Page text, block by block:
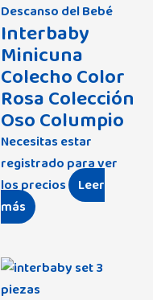
Descanso del Bebé
Interbaby
Minicuna
Colecho Color
Rosa Colección
Oso Columpio
Necesitas estar
registrado para ver
los precios
Leer
más